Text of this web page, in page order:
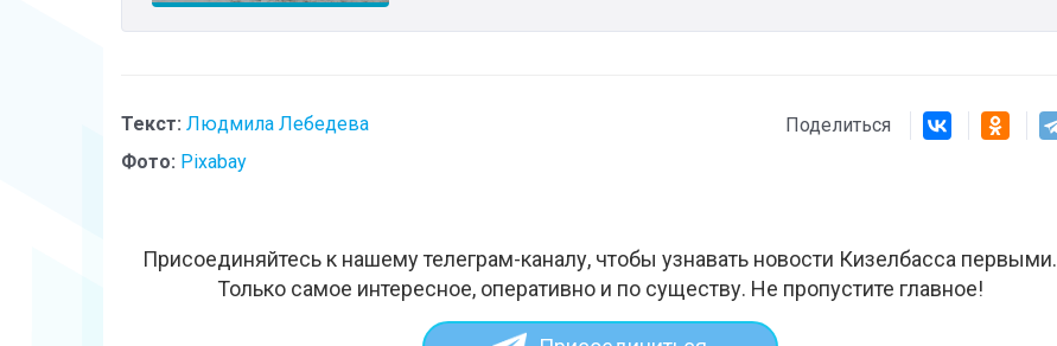
Текст: Людмила Лебедева
Фото: Pixabay
Поделиться
Присоединяйтесь к нашему телеграм-каналу, чтобы узнавать новости Кизелбасса первыми.
Только самое интересное, оперативно и по существу. Не пропустите главное!